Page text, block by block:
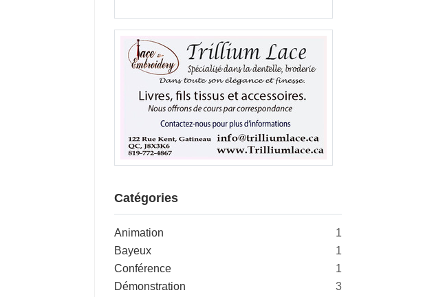
Catégories
Animation
1
Bayeux
1
Conférence
1
Démonstration
3